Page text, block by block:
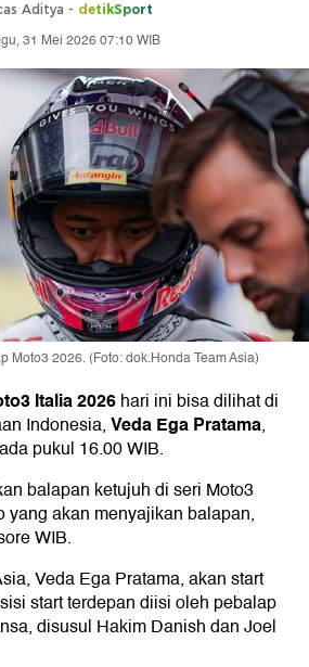
Aditya - detikSport
31 Mei 2026 07:10 WIB
Moto3 2026. (Foto: dok.Honda Team Asia)
Italia 2026hari ini bisa dilihat di
Indonesia,Veda Ega Pratama,
pukul 16.00 WIB.
balapan ketujuh di seri Moto3
yang akan menyajikan balapan,
WIB.
Veda Ega Pratama, akan start
start terdepan diisi oleh pebalap
disusul Hakim Danish dan Joel